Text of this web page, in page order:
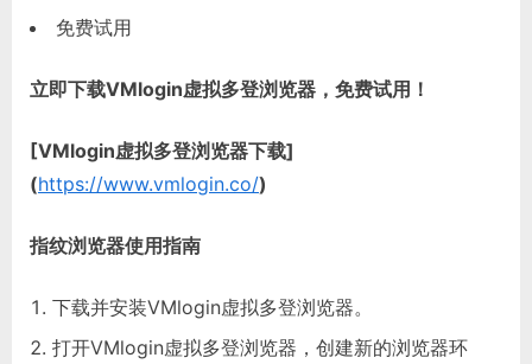
免费试用
立即下载VMlogin虚拟多登浏览器，免费试用！
[VMlogin虚拟多登浏览器下载]
(https://www.vmlogin.co/)
指纹浏览器使用指南
下载并安装VMlogin虚拟多登浏览器。
打开VMlogin虚拟多登浏览器，创建新的浏览器环